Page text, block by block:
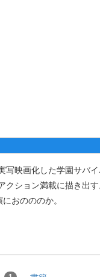
映画化した学園サバ
ション満載に描き出
おのののか。